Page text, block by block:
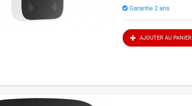
Garantie 2 ans
AJOUTER AU PANIER